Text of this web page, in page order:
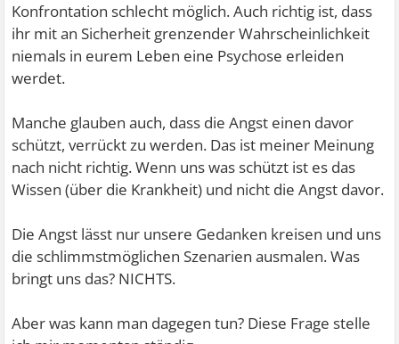
Konfrontation schlecht möglich. Auch richtig ist, dass
ihr mit an Sicherheit grenzender Wahrscheinlichkeit
niemals in eurem Leben eine Psychose erleiden
werdet.
Manche glauben auch, dass die Angst einen davor
schützt, verrückt zu werden. Das ist meiner Meinung
nach nicht richtig. Wenn uns was schützt ist es das
Wissen (über die Krankheit) und nicht die Angst davor.
Die Angst lässt nur unsere Gedanken kreisen und uns
die schlimmstmöglichen Szenarien ausmalen. Was
bringt uns das? NICHTS.
Aber was kann man dagegen tun? Diese Frage stelle